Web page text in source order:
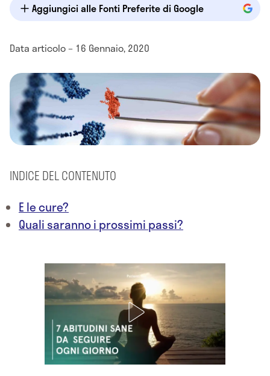
Aggiungici alle Fonti Preferite di Google
Data articolo – 16 Gennaio, 2020
INDICE DEL CONTENUTO
E le cure?
Quali saranno i prossimi passi?